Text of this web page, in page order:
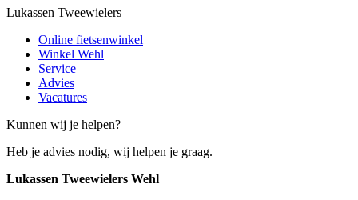
Lukassen Tweewielers
Online fietsenwinkel
Winkel Wehl
Service
Advies
Vacatures
Kunnen wij je helpen?
Heb je advies nodig, wij helpen je graag.
Lukassen Tweewielers Wehl